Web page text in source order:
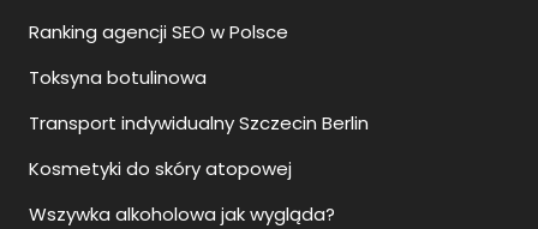
Ranking agencji SEO w Polsce
Toksyna botulinowa
Transport indywidualny Szczecin Berlin
Kosmetyki do skóry atopowej
Wszywka alkoholowa jak wygląda?